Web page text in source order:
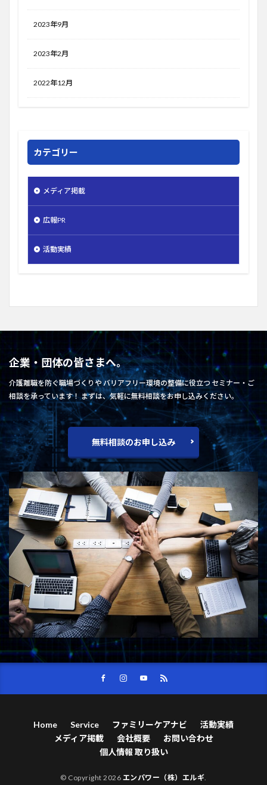
2023年9月
2023年2月
2022年12月
カテゴリー
メディア掲載
広報PR
活動実績
企業・団体の皆さまへ。
介護離職を防ぐ職場づくりや バリアフリー環境の整備に役立つ セミナー・ご
相談を承っています！ まずは、気軽に無料相談をお申し込みください。
無料相談のお申し込み
Home Service ファミリーケアナビ
活動実績
メディア掲載
会社概要
お問い合わせ
個人情報 取り扱い
© Copyright 2026 エンパワー（株）エルギ.